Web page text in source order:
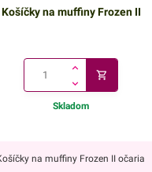
Košíčky na muffiny Frozen II
Skladom
na muffiny Frozen II očaria